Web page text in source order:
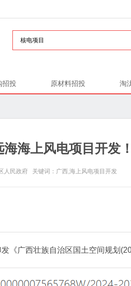
招投 原材料招投 淘
海上风电项目开发！
民政府 关键词：广西,海上风电项目开发
《广西壮族自治区国土空间规划